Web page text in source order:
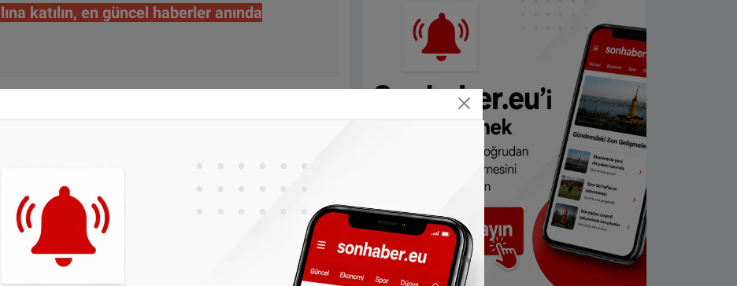
katılın, en güncel haberler anında
olarak gösterilmesinin, zanlının fiziki
gerçekleştiği sırada olay yerine yakın bir
belirtildi. Ancak daha sonra elde
ve acele bir sonuca varıldığı kabul
sonuçlar doğurduğunu vurguladı.